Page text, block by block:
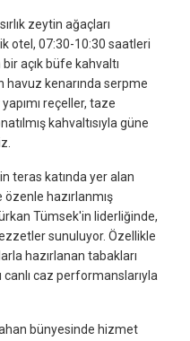
zeytin ağaçları
otel, 07:30-10:30 saatleri
açık büfe kahvaltı
havuz kenarında serpme
reçeller, taze
kahvaltısıyla güne
teras katında yer alan
hazırlanmış
Tümsek'in liderliğinde,
sunuluyor. Özellikle
hazırlanan tabakları
caz performanslarıyla
bünyesinde hizmet